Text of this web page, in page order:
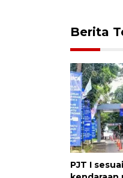
Berita
PJT I